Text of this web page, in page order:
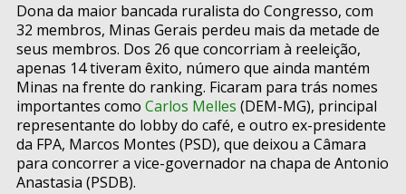
Dona da maior bancada ruralista do Congresso, com
32 membros, Minas Gerais perdeu mais da metade de
seus membros. Dos 26 que concorriam à reeleição,
apenas 14 tiveram êxito, número que ainda mantém
Minas na frente do ranking. Ficaram para trás nomes
importantes como Carlos Melles (DEM-MG), principal
representante do lobby do café, e outro ex-presidente
da FPA, Marcos Montes (PSD), que deixou a Câmara
para concorrer a vice-governador na chapa de Antonio
Anastasia (PSDB).